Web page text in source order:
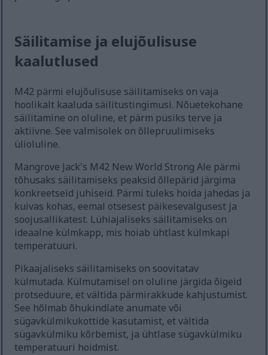
Säilitamise ja elujõulisuse
kaalutlused
M42 pärmi elujõulisuse säilitamiseks on vaja
hoolikalt kaaluda säilitustingimusi. Nõuetekohane
säilitamine on oluline, et pärm püsiks terve ja
aktiivne. See valmisolek on õllepruulimiseks
ülioluline.
Mangrove Jack's M42 New World Strong Ale pärmi
tõhusaks säilitamiseks peaksid õllepärid järgima
konkreetseid juhiseid. Pärmi tuleks hoida jahedas ja
kuivas kohas, eemal otsesest päikesevalgusest ja
soojusallikatest. Lühiajaliseks säilitamiseks on
ideaalne külmkapp, mis hoiab ühtlast külmkapi
temperatuuri.
Pikaajaliseks säilitamiseks on soovitatav
külmutada. Külmutamisel on oluline järgida õigeid
protseduure, et vältida pärmirakkude kahjustumist.
See hõlmab õhukindlate anumate või
sügavkülmikukottide kasutamist, et vältida
sügavkülmiku kõrbemist, ja ühtlase sügavkülmiku
temperatuuri hoidmist.